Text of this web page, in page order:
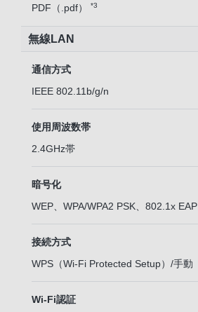
PDF（.pdf） *3
無線LAN
通信方式
IEEE 802.11b/g/n
使用周波数帯
2.4GHz帯
暗号化
WEP、WPA/WPA2 PSK、802.1x EAP
接続方式
WPS（Wi-Fi Protected Setup）/手動
Wi-Fi認証